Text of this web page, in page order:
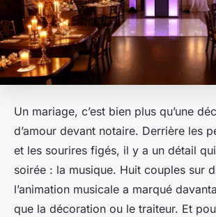
Un mariage, c’est bien plus qu’une
d’amour devant notaire. Derrière les
et les sourires figés, il y a un détail
soirée : la musique. Huit couples sur
l’animation musicale a marqué
que la décoration ou le traiteur. Et